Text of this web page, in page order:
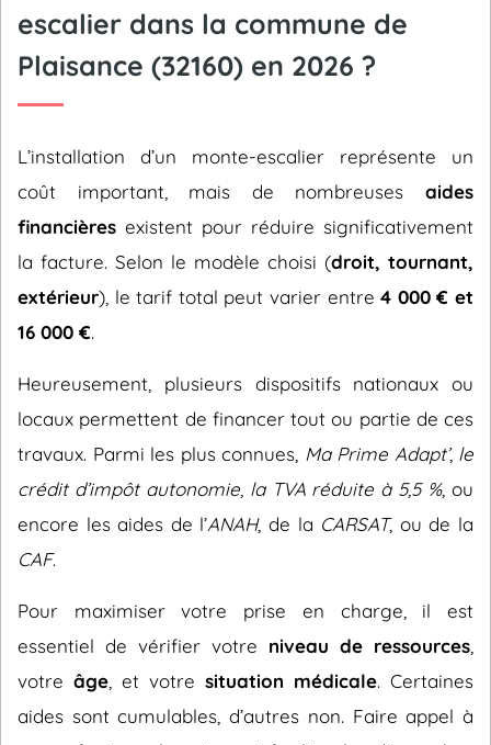
escalier dans la commune de
Plaisance (32160) en 2026 ?
L’installation d’un monte-escalier représente un
coût important, mais de nombreuses aides
financières existent pour réduire significativement
la facture. Selon le modèle choisi (droit, tournant,
extérieur), le tarif total peut varier entre4 000 € et
16 000 €.
Heureusement, plusieurs dispositifs nationaux ou
locaux permettent de financer tout ou partie de ces
travaux. Parmi les plus connues, Ma Prime Adapt’, le
crédit d’impôt autonomie, la TVA réduite à 5,5 %, ou
encore les aides de l’ANAH, de la CARSAT, ou de la
CAF.
Pour maximiser votre prise en charge, il est
essentiel de vérifier votre niveau de ressources
votre âge , et votre situation médicale. Certaines
aides sont cumulables, d’autres non. Faire appel à